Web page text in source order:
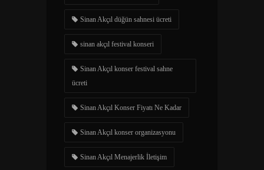
Sinan Akçıl düğün sahnesi ücreti
sinan akçıl festival konseri
Sinan Akçıl konser festival sahne
ücreti
Sinan Akçıl Konser Fiyatı Ne Kadar
Sinan Akçıl konser organizasyonu
Sinan Akçıl Menajerlik İletişim